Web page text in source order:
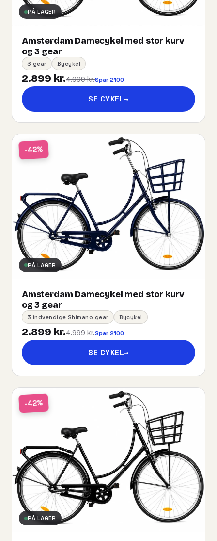
PÅ LAGER
Amsterdam Damecykel med stor kurv
og 3 gear
3 gear Bycykel
2.899 kr.4.999 kr.Spar 2100
SE CYKEL→
-42%
PÅ LAGER
Amsterdam Damecykel med stor kurv
og 3 gear
3 indvendige Shimano gear Bycykel
2.899 kr.4.999 kr.Spar 2100
SE CYKEL→
-42%
PÅ LAGER